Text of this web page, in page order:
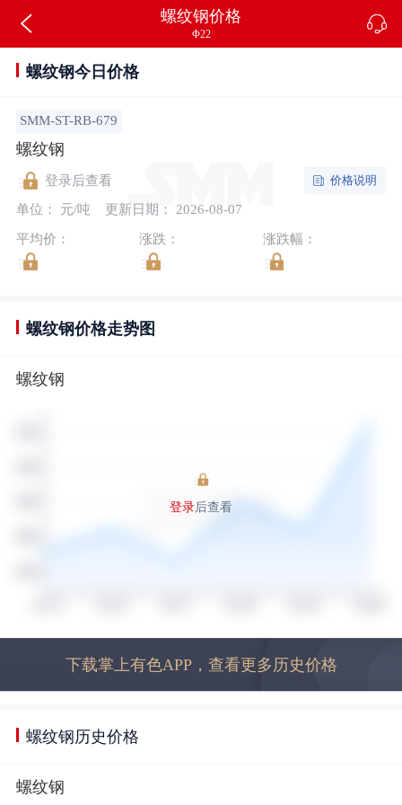
螺纹钢价格
Φ22
螺纹钢今日价格
SMM-ST-RB-679
螺纹钢
登录后查看
单位： 元/吨
更新日期： 2026-08-07
价格说明
平均价： 涨跌： 涨跌幅：
螺纹钢价格走势图
螺纹钢
登录后查看
下载掌上有色APP，查看更多历史价格
螺纹钢历史价格
螺纹钢